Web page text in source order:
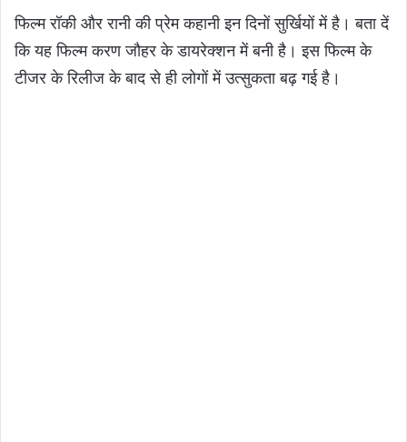
फिल्म रॉकी और रानी की प्रेम कहानी इन दिनों सुर्खियों में है। बता दें
कि यह फिल्म करण जौहर के डायरेक्शन में बनी है। इस फिल्म के
टीजर के रिलीज के बाद से ही लोगों में उत्सुकता बढ़ गई है।